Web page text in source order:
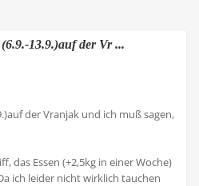
13.9.)auf der Vr ...
der Vranjak und ich muß sagen,
das Essen (+2,5kg in einer Woche)
ich leider nicht wirklich tauchen